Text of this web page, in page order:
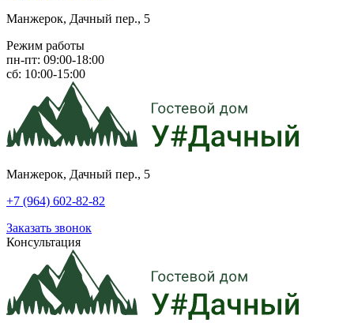
Манжерок, Дачный пер., 5
Режим работы
пн-пт: 09:00-18:00
сб: 10:00-15:00
Манжерок, Дачный пер., 5
+7 (964) 602-82-82
Заказать звонок
Консультация